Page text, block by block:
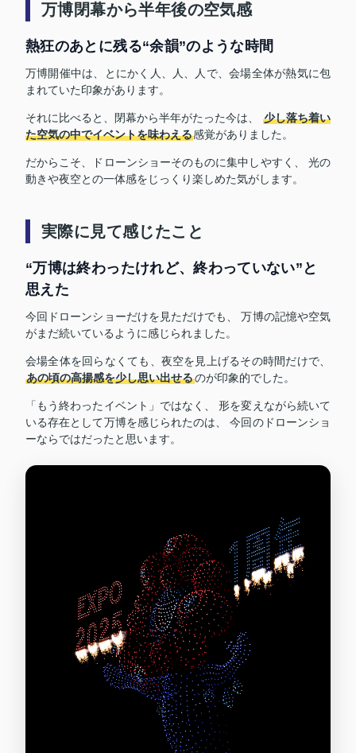
万博閉幕から半年後の空気感
熱狂のあとに残る“余韻”のような時間
万博開催中は、とにかく人、人、人で、会場全体が熱気に包
まれていた印象があります。
それに比べると、閉幕から半年がたった今は、 少し落ち着い
た空気の中でイベントを味わえる感覚がありました。
だからこそ、ドローンショーそのものに集中しやすく、 光の
動きや夜空との一体感をじっくり楽しめた気がします。
実際に見て感じたこと
“万博は終わったけれど、終わっていない”と
思えた
今回ドローンショーだけを見ただけでも、 万博の記憶や空気
がまだ続いているように感じられました。
会場全体を回らなくても、夜空を見上げるその時間だけで、
あの頃の高揚感を少し思い出せるのが印象的でした。
「もう終わったイベント」ではなく、 形を変えながら続いて
いる存在として万博を感じられたのは、 今回のドローンショ
ーならではだったと思います。